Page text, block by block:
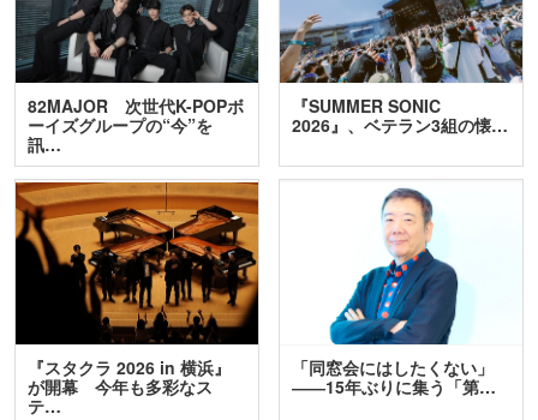
82MAJOR 次世代K-POPボ
ーイズグループの“今”を
訊…
『SUMMER SONIC
2026』、ベテラン3組の懐…
『スタクラ 2026 in 横浜』
が開幕 今年も多彩なス
テ…
「同窓会にはしたくない」
――15年ぶりに集う「第…